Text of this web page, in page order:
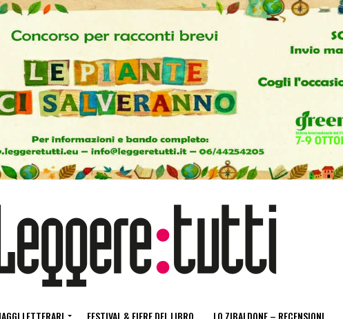
LETTERARI FESTIVAL & FIERE DEL LIBRO LO ZIBALDONE – RECENSIONI